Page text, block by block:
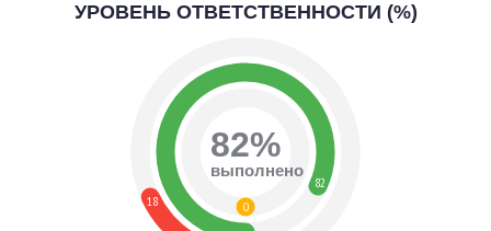
УРОВЕНЬ ОТВЕТСТВЕННОСТИ (%)
18
82
0
82%
выполнено